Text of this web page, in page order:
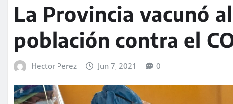
La Provincia vacunó
población contra el
Hector Perez Jun 7, 2021 0